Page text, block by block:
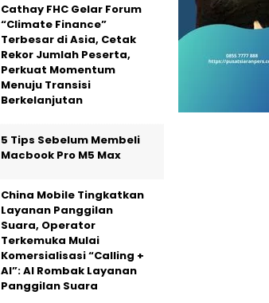
Cathay FHC Gelar Forum
“Climate Finance”
Terbesar di Asia, Cetak
Rekor Jumlah Peserta,
Perkuat Momentum
Menuju Transisi
Berkelanjutan
5 Tips Sebelum Membeli
Macbook Pro M5 Max
China Mobile Tingkatkan
Layanan Panggilan
Suara, Operator
Terkemuka Mulai
Komersialisasi “Calling +
AI”: AI Rombak Layanan
Panggilan Suara